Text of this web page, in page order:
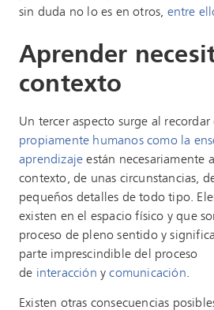
sin duda no lo es en otros, entre
Aprender
contexto
Un tercer aspecto surge al recordar
propiamente humanos como la
aprendizaje están necesariamente
contexto, de unas circunstancias,
pequeños detalles de todo tipo.
existen en el espacio físico y que
proceso de pleno sentido y
parte imprescindible del proceso
de interacción ycomunicación
Existen otras consecuencias